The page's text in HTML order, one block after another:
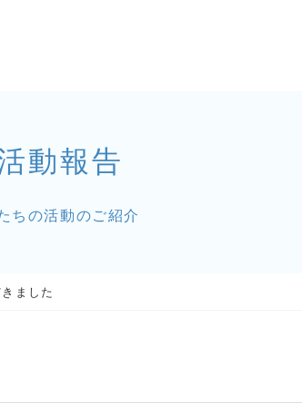
動報告
ちの活動のご紹介
ました